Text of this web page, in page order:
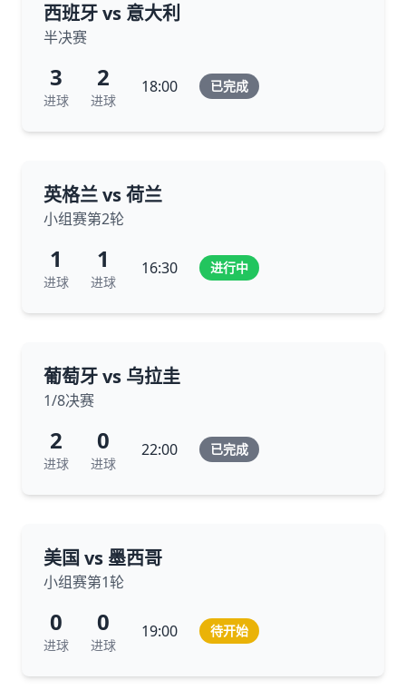
西班牙 vs 意大利
半决赛
3
进球
2
进球
18:00 已完成
英格兰 vs 荷兰
小组赛第2轮
1
进球
1
进球
16:30 进行中
葡萄牙 vs 乌拉圭
1/8决赛
2
进球
0
进球
22:00 已完成
美国 vs 墨西哥
小组赛第1轮
0
进球
0
进球
19:00 待开始